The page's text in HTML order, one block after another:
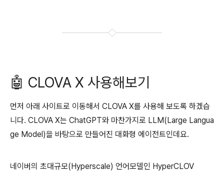
🤖 CLOVA X 사용해보기
먼저 아래 사이트로 이동해서 CLOVA X를 사용해 보도록 하겠습
니다. CLOVA X는 ChatGPT와 마찬가지로 LLM(Large Langua
ge Model)을 바탕으로 만들어진 대화형 에이전트인데요.
네이버의 초대규모(Hyperscale) 언어모델인 HyperCLOV